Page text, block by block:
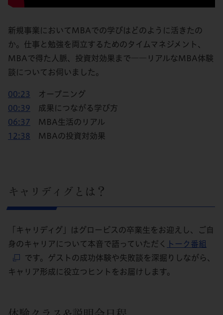
新規事業においてMBAでの学びはどのように活きたの
か。仕事と勉強を両立するためのタイムマネジメント、
MBAで得た人脈、投資対効果まで――リアルなMBA体験
談についてお伺いました。
00:23
オープニング
00:39 成果につながる学び方
06:37 MBA生活のリアル
12:38 MBAの投資対効果
キャリディグとは？
「キャリディグ」はグロービスの卒業生をお迎えし、ご自
身のキャリアについて本音で語っていただく
トーク番組
です。ゲストの成功体験や失敗談を深掘りしながら、
キャリア形成に役立つヒントをお届けします。